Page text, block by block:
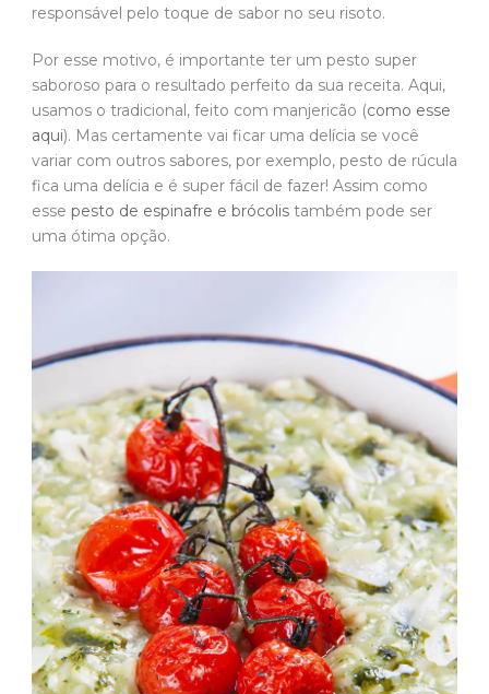
responsável pelo toque de sabor no seu risoto.
Por esse motivo, é importante ter um pesto super
saboroso para o resultado perfeito da sua receita. Aqui,
usamos o tradicional, feito com manjericão (como esse
aqui). Mas certamente vai ficar uma delícia se você
variar com outros sabores, por exemplo, pesto de rúcula
fica uma delícia e é super fácil de fazer! Assim como
esse pesto de espinafre e brócolis também pode ser
uma ótima opção.